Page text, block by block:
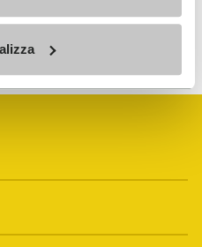
sich jederzeit wieder abmelden.